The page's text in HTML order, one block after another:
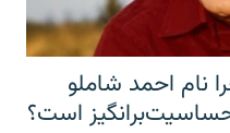
نام احمد شاملو
است؟